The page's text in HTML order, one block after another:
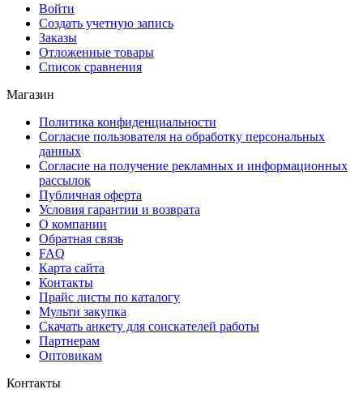
Войти
Создать учетную запись
Заказы
Отложенные товары
Список сравнения
Магазин
Политика конфиденциальности
Согласие пользователя на обработку персональных
данных
Согласие на получение рекламных и информационных
рассылок
Публичная оферта
Условия гарантии и возврата
О компании
Обратная связь
FAQ
Карта сайта
Контакты
Прайс листы по каталогу
Мульти закупка
Скачать анкету для соискателей работы
Партнерам
Оптовикам
Контакты